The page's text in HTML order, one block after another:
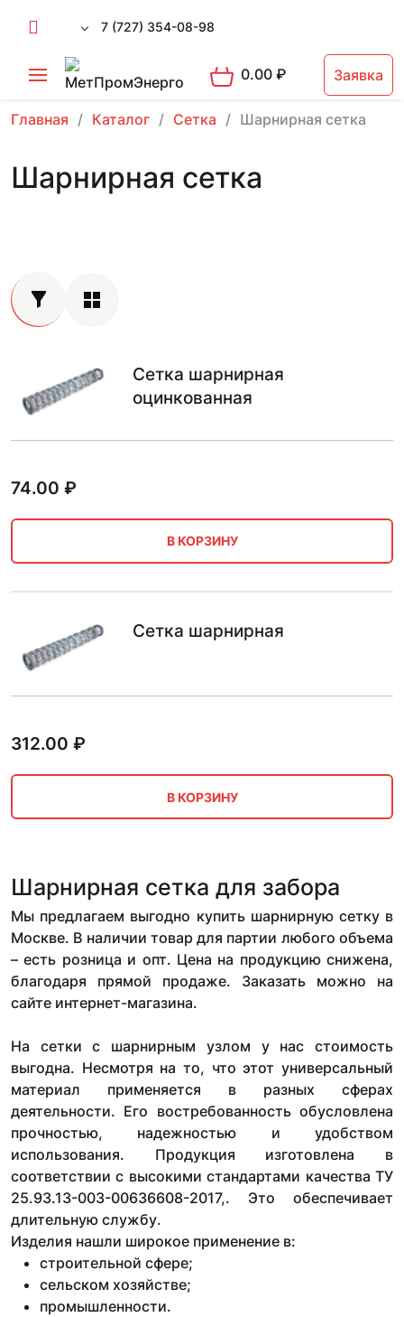
7 (727) 354-08-98
0.00₽ Заявка
Главная Каталог Сетка Шарнирная сетка
Шарнирная сетка
Сетка шарнирная
оцинкованная
74.00 ₽
В КОРЗИНУ
Сетка шарнирная
312.00 ₽
В КОРЗИНУ
Шарнирная сетка для забора
Мы предлагаем выгодно купить шарнирную сетку в
Москве. В наличии товар для партии любого объема
– есть розница и опт. Цена на продукцию снижена,
благодаря прямой продаже. Заказать можно на
сайте интернет-магазина.
На сетки с шарнирным узлом у нас стоимость
выгодна. Несмотря на то, что этот универсальный
материал применяется в разных сферах
деятельности. Его востребованность обусловлена
прочностью, надежностью и удобством
использования. Продукция изготовлена в
соответствии с высокими стандартами качества ТУ
25.93.13-003-00636608-2017,. Это обеспечивает
длительную службу.
Изделия нашли широкое применение в:
строительной сфере;
сельском хозяйстве;
промышленности.